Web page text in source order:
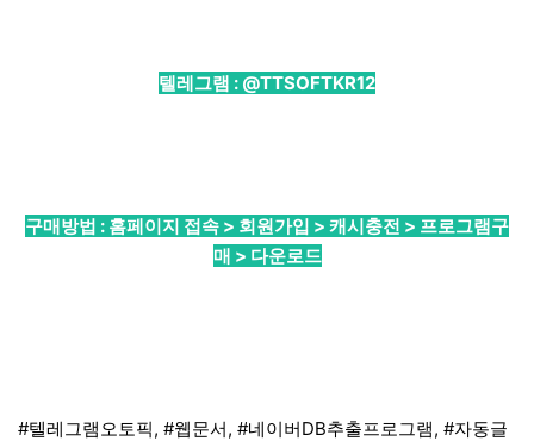
텔레그램 : @TTSOFTKR12
구매방법 : 홈페이지 접속 > 회원가입 > 캐시충전 > 프로그램구
매 > 다운로드
#텔레그램오토픽, #웹문서, #네이버DB추출프로그램, #자동글